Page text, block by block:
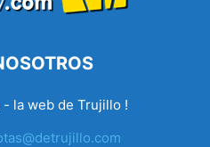
- la web de Trujillo !